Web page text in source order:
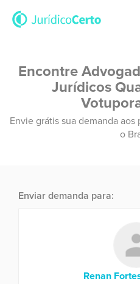
Encontre
Jurídicos
Envie grátis sua demanda
o
Enviar demanda para:
Renan